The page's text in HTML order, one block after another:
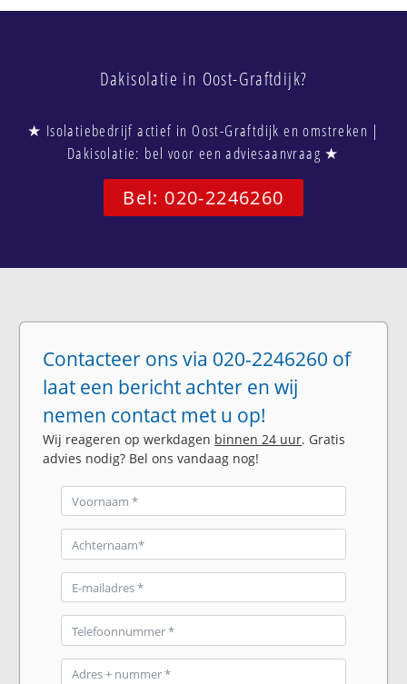
Dakisolatie in Oost-Graftdijk?
★ Isolatiebedrijf actief in Oost-Graftdijk en omstreken |
Dakisolatie: bel voor een adviesaanvraag ★
Bel: 020-2246260
Contacteer ons via 020-2246260 of
laat een bericht achter en wij
nemen contact met u op!
Wij reageren op werkdagen binnen 24 uur. Gratis
advies nodig? Bel ons vandaag nog!